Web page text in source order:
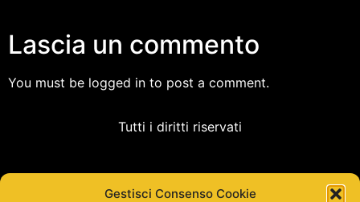
Gestisci Consenso Cookie
Lascia un commento
You must be logged in to post a comment.
Tutti i diritti riservati